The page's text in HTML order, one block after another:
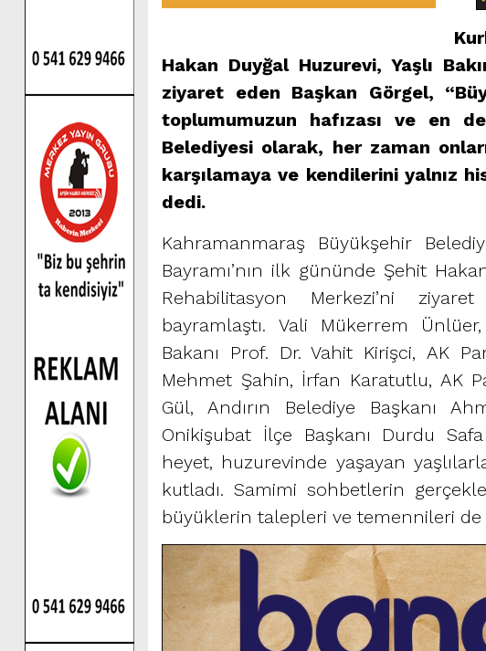
Hakan Duyğal Huzurevi, Yaşlı
ziyaret eden Başkan Görgel,
toplumumuzun hafızası ve en
Belediyesi olarak, her zaman
karşılamaya ve kendilerini yalnız
dedi.
Kahramanmaraş Büyükşehir
Bayramı’nın ilk gününde Şehit
Rehabilitasyon Merkezi’ni
bayramlaştı. Vali Mükerrem
Bakanı Prof. Dr. Vahit Kirişci, AK
Mehmet Şahin, İrfan Karatutlu, AK
Gül, Andırın Belediye Başkanı
Onikişubat İlçe Başkanı Durdu
heyet, huzurevinde yaşayan
kutladı. Samimi sohbetlerin
büyüklerin talepleri ve temennileri de